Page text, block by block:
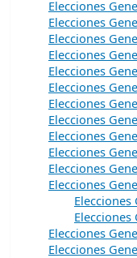
Elecciones
Elecciones
Elecciones
Elecciones
Elecciones
Elecciones
Elecciones
Elecciones
Elecciones
Elecciones
Elecciones
Elecciones
Elecciones
Elecciones
Elecciones
Elecciones